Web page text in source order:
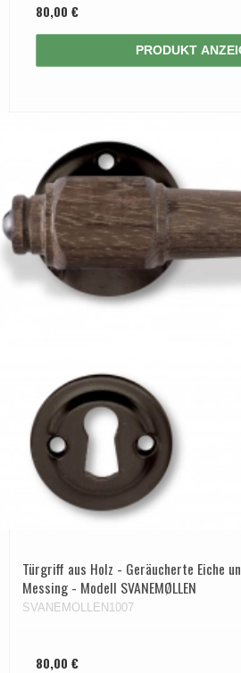
80,00 €
PRODUKT
Türgriff aus Holz - Geräucherte Eiche
Messing - Modell SVANEMØLLEN
SVANEMOLLEN1007
80,00 €